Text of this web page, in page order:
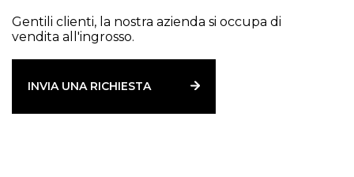
Gentili clienti, la nostra azienda si occupa di
vendita all'ingrosso.
INVIA UNA RICHIESTA